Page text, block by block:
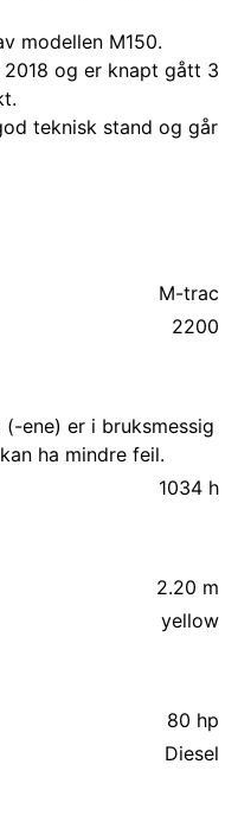
modellen M150.
og er knapt gått 3
teknisk stand og går
M-trac
2200
(-ene) er i bruksmessig
ha mindre feil.
1034 h
2.20 m
yellow
80 hp
Diesel